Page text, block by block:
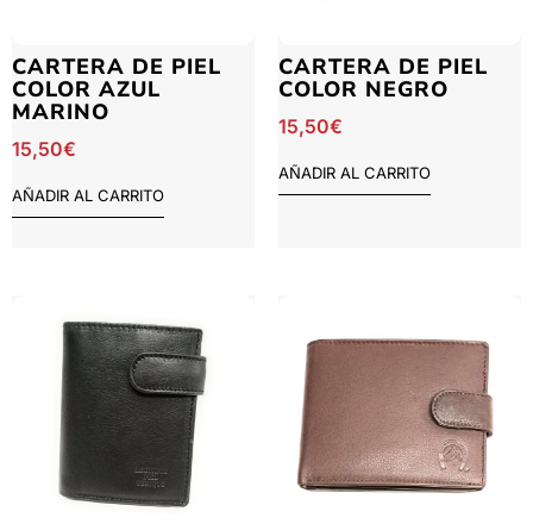
CARTERA DE PIEL
COLOR AZUL
MARINO
15,50€
AÑADIR AL CARRITO
CARTERA DE PIEL
COLOR NEGRO
15,50€
AÑADIR AL CARRITO